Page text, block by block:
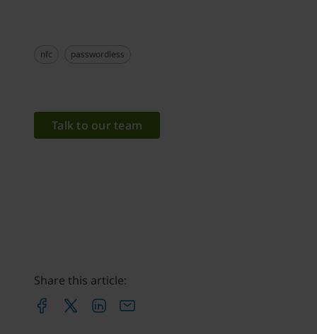
nfc passwordless
Talk to our team
Share this article: